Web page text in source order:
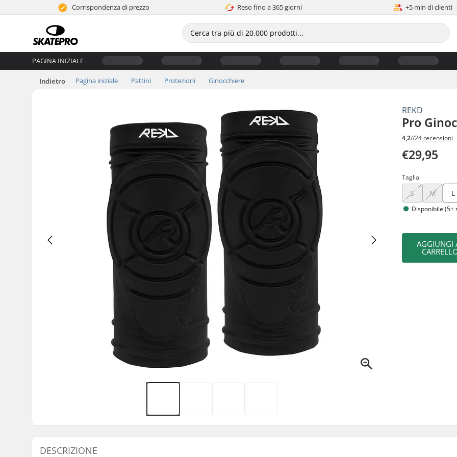
Corrispondenza di prezzo Reso fino a 365 giorni +5 mln di clienti
PAGINA INIZIALE
Indietro Pagina iniziale Pattini Protezioni Ginocchiere
REKD
Pro
4,2//24 recensioni
€29,95
Taglia
S M L
Disponibile (5+
AGGIUNGI
DESCRIZIONE